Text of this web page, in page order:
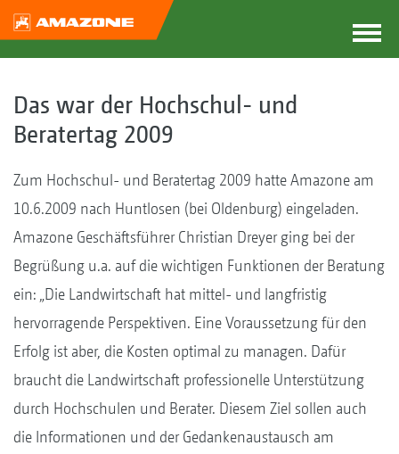
Das war der Hochschul- und
Beratertag 2009
Zum Hochschul- und Beratertag 2009 hatte Amazone am
10.6.2009 nach Huntlosen (bei Oldenburg) eingeladen.
Amazone Geschäftsführer Christian Dreyer ging bei der
Begrüßung u.a. auf die wichtigen Funktionen der Beratung
ein: „Die Landwirtschaft hat mittel- und langfristig
hervorragende Perspektiven. Eine Voraussetzung für den
Erfolg ist aber, die Kosten optimal zu managen. Dafür
braucht die Landwirtschaft professionelle Unterstützung
durch Hochschulen und Berater. Diesem Ziel sollen auch
die Informationen und der Gedankenaustausch am